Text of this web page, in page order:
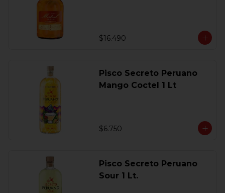
$16.490
Pisco Secreto Peruano
Mango Coctel 1 Lt
$6.750
Pisco Secreto Peruano
Sour 1 Lt.